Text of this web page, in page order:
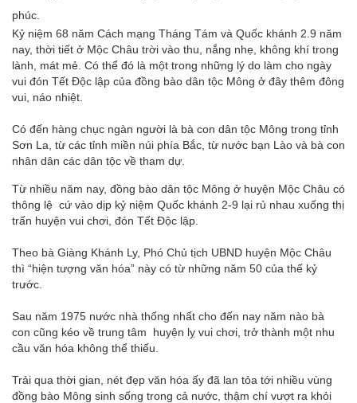
phúc.
Kỷ niệm 68 năm Cách mạng Tháng Tám và Quốc khánh 2.9 năm
nay, thời tiết ở Mộc Châu trời vào thu, nắng nhẹ, không khí trong
lành, mát mẻ. Có thể đó là một trong những lý do làm cho ngày
vui đón Tết Độc lập của đồng bào dân tộc Mông ở đây thêm đông
vui, náo nhiệt.
Có đến hàng chục ngàn người là bà con dân tộc Mông trong tỉnh
Sơn La, từ các tỉnh miền núi phía Bắc, từ nước bạn Lào và bà con
nhân dân các dân tộc về tham dự.
Từ nhiều năm nay, đồng bào dân tộc Mông ở huyện Mộc Châu có
thông lệ cứ vào dịp kỷ niệm Quốc khánh 2-9 lại rủ nhau xuống thị
trấn huyện vui chơi, đón Tết Độc lập.
Theo bà Giàng Khánh Ly, Phó Chủ tịch UBND huyện Mộc Châu
thì “hiện tượng văn hóa” này có từ những năm 50 của thế kỷ
trước.
Sau năm 1975 nước nhà thống nhất cho đến nay năm nào bà
con cũng kéo về trung tâm huyện lỵ vui chơi, trở thành một nhu
cầu văn hóa không thể thiếu.
Trải qua thời gian, nét đẹp văn hóa ấy đã lan tỏa tới nhiều vùng
đồng bào Mông sinh sống trong cả nước, thậm chí vượt ra khỏi